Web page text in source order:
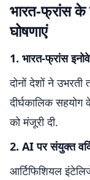
भारत-फ्रांस के
घोषणाएं
1. भारत-फ्रांस
दोनों देशों ने
दीर्घकालिक सहयोग
को मंजूरी दी.
2. AI पर संयुक्त
आर्टिफिशियल